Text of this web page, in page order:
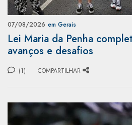
07/08/2026 em Gerais
Lei Maria da Penha
avanços e desafios
(1) COMPARTILHAR